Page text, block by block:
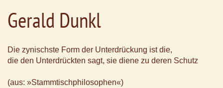
Gerald Dunkl
Die zynischste Form der Unterdrückung ist die,
die den Unterdrückten sagt, sie diene zu deren Schutz
(aus: »Stammtischphilosophen«)